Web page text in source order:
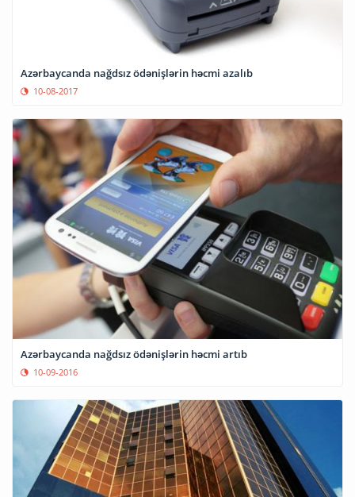
Azərbaycanda nağdsız ödənişlərin həcmi azalıb
10-08-2017
Azərbaycanda nağdsız ödənişlərin həcmi artıb
10-09-2016